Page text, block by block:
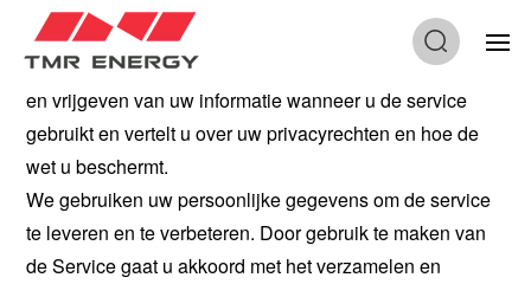
Dit privacybeleid beschrijft ons beleid en onze
procedures met betrekking tot het verzamelen, gebruiken
en vrijgeven van uw informatie wanneer u de service
gebruikt en vertelt u over uw privacyrechten en hoe de
wet u beschermt.
We gebruiken uw persoonlijke gegevens om de service
te leveren en te verbeteren. Door gebruik te maken van
de Service gaat u akkoord met het verzamelen en